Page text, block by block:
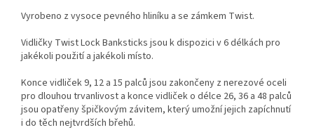
Vyrobeno z vysoce pevného hliníku a se zámkem Twist.
Vidličky Twist Lock Banksticks jsou k dispozici v 6 délkách pro
jakékoli použití a jakékoli místo.
Konce vidliček 9, 12 a 15 palců jsou zakončeny z nerezové oceli
pro dlouhou trvanlivost a konce vidliček o délce 26, 36 a 48 palců
jsou opatřeny špičkovým závitem, který umožní jejich zapíchnutí
i do těch nejtvrdších břehů.